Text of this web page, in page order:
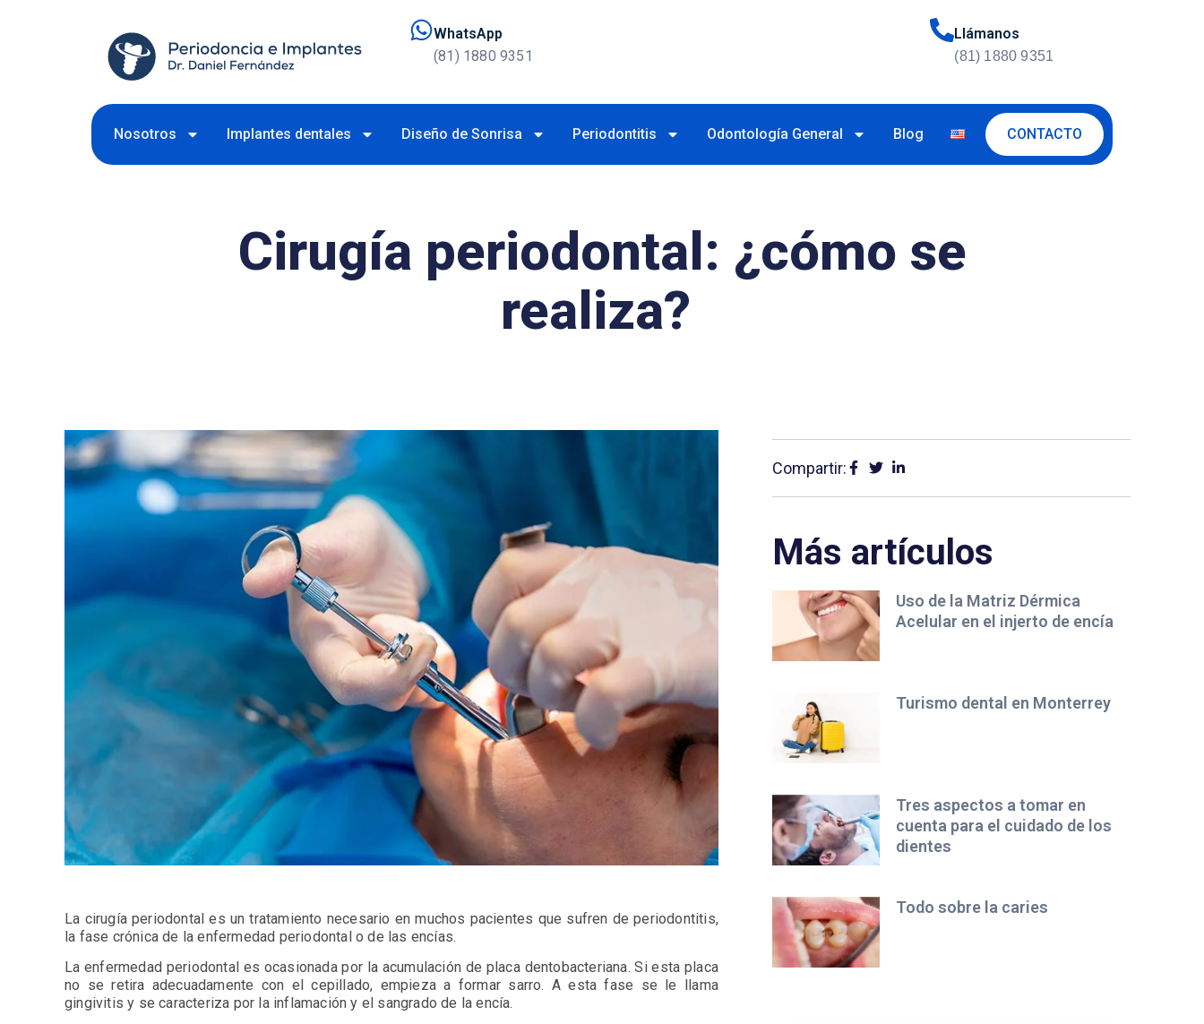
WhatsApp
(81) 1880 9351
Llámanos
(81) 1880 9351
Nosotros Implantes dentales Diseño de Sonrisa Periodontitis Odontología General Blog CONTACTO
Cirugía periodontal: ¿cómo se
realiza?
La cirugía periodontal es un tratamiento necesario en muchos pacientes que sufren de periodontitis,
la fase crónica de la enfermedad periodontal o de las encías.
La enfermedad periodontal es ocasionada por la acumulación de placa dentobacteriana. Si esta placa
no se retira adecuadamente con el cepillado, empieza a formar sarro. A esta fase se le llama
gingivitis y se caracteriza por la inflamación y el sangrado de la encía.
Compartir:
Más artículos
Uso de la Matriz Dérmica
Acelular en el injerto de encía
Turismo dental en Monterrey
Tres aspectos a tomar en
cuenta para el cuidado de los
dientes
Todo sobre la caries